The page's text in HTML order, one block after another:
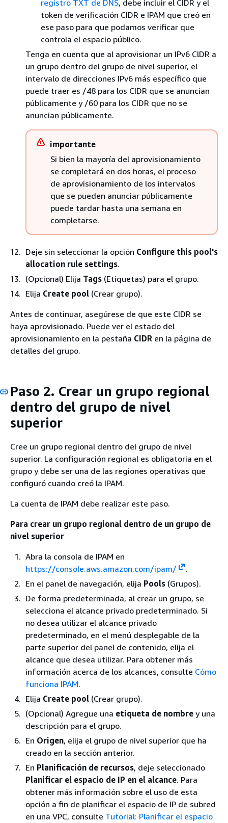
registro TXT de DNS, debe incluir el CIDR y el
token de verificación CIDR e IPAM que creó en
ese paso para que podamos verificar que
controla el espacio público.
Tenga en cuenta que al aprovisionar un IPv6 ClDR a
un grupo dentro del grupo de nivel superior, el
intervalo de direcciones IPv6 más específico que
puede traer es /48 para los CIDR que se anuncian
públicamente y /60 para los CIDR que no se
anuncian públicamente.
importante
Si bien la mayoría del aprovisionamiento
se completará en dos horas, el proceso
de aprovisionamiento de los intervalos
que se pueden anunciar públicamente
puede tardar hasta una semana en
completarse.
Deje sin seleccionar la opción Configure this pool's
allocation rule settings.
(Opcional) Elija Tags (Etiquetas) para el grupo.
Elija Create pool (Crear grupo).
Antes de continuar, asegúrese de que este CIDR se
haya aprovisionado. Puede ver el estado del
aprovisionamiento en la pestaña CIDR en la página de
detalles del grupo.
Paso 2. Crear un grupo regional
dentro del grupo de nivel
superior
Cree un grupo regional dentro del grupo de nivel
superior. La configuración regional es obligatoria en el
grupo y debe ser una de las regiones operativas que
configuró cuando creó la IPAM.
La cuenta de IPAM debe realizar este paso.
Para crear un grupo regional dentro de un grupo de
nivel superior
Abra la consola de IPAM en
https://console.aws.amazon.com/ipam/
.
En el panel de navegación, elija Pools (Grupos).
De forma predeterminada, al crear un grupo, se
selecciona el alcance privado predeterminado. Si
no desea utilizar el alcance privado
predeterminado, en el menú desplegable de la
parte superior del panel de contenido, elija el
alcance que desea utilizar. Para obtener más
información acerca de los alcances, consulte Cómo
funciona IPAM.
Elija Create pool (Crear grupo).
(Opcional) Agregue una etiqueta de nombre y una
descripción para el grupo.
En Origen, elija el grupo de nivel superior que ha
creado en la sección anterior.
En Planificación de recursos, deje seleccionado
Planificar el espacio de IP en el alcance. Para
obtener más información sobre el uso de esta
opción a fin de planificar el espacio de IP de subred
en una VPC, consulte Tutorial: Planificar el espacio